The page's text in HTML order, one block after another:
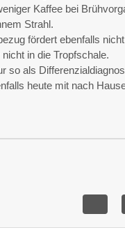
Kaffee bei
Strahl.
fördert ebenfalls nicht
in die Tropfschale.
so als
heute mit nach